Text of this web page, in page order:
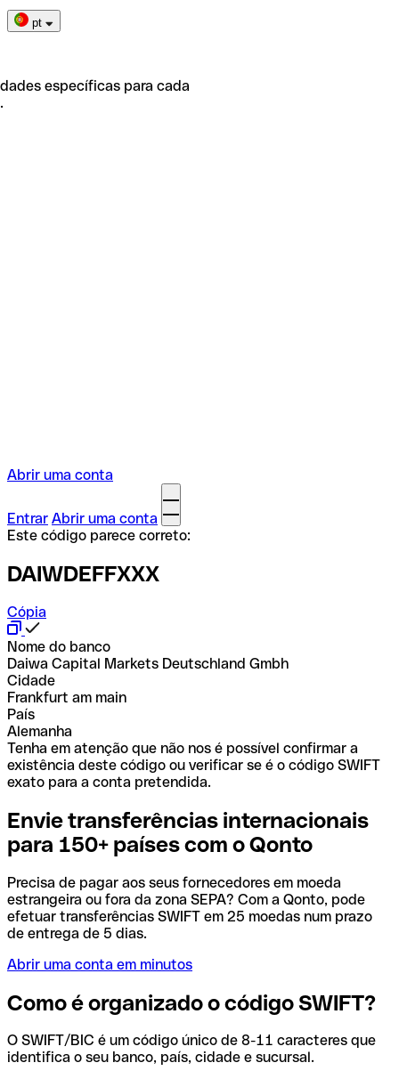
pt
específicas para cada
Abrir uma conta
Entrar Abrir uma conta
Este código parece correto:
DAIWDEFFXXX
Cópia
Nome do banco
Daiwa Capital Markets Deutschland Gmbh
Cidade
Frankfurt am main
País
Alemanha
Tenha em atenção que não nos é possível confirmar a
existência deste código ou verificar se é o código SWIFT
exato para a conta pretendida.
Envie transferências internacionais
para 150+ países com o Qonto
Precisa de pagar aos seus fornecedores em moeda
estrangeira ou fora da zona SEPA? Com a Qonto, pode
efetuar transferências SWIFT em 25 moedas num prazo
de entrega de 5 dias.
Abrir uma conta em minutos
Como é organizado o código SWIFT?
O SWIFT/BIC é um código único de 8-11 caracteres que
identifica o seu banco, país, cidade e sucursal.